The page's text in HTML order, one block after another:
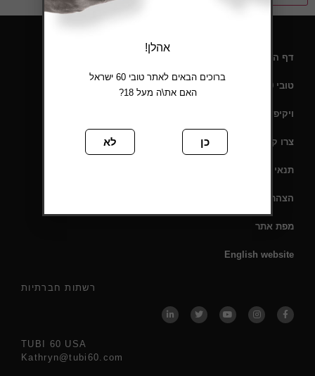
רשתות חברתיות
TUBI 60 USA
Kathryn@tubi60.com
דף הבית
טובי 60 – תעודת כשרות
ויקיפדיה
צרו קשר
תנאי שימוש
הצהרת נגישות
מפת אתר
English website
אהלן!
ברוכים הבאים לאתר טובי 60 ישראל
האם את\ה מעל 18?
כן לא